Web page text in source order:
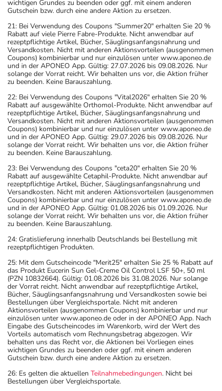
wichtigen Grundes zu beenden oder ggf. mit einem anderen
Gutschein bzw. durch eine andere Aktion zu ersetzen.
21: Bei Verwendung des Coupons "Summer20" erhalten Sie 20 %
Rabatt auf viele Pierre Fabre-Produkte. Nicht anwendbar auf
rezeptpflichtige Artikel, Bücher, Säuglingsanfangsnahrung und
Versandkosten. Nicht mit anderen Aktionsvorteilen (ausgenommen
Coupons) kombinierbar und nur einzulösen unter www.aponeo.de
und in der APONEO App. Gültig: 27.07.2026 bis 09.08.2026. Nur
solange der Vorrat reicht. Wir behalten uns vor, die Aktion früher
zu beenden. Keine Barauszahlung.
22: Bei Verwendung des Coupons "Vital2026" erhalten Sie 20 %
Rabatt auf ausgewählte Orthomol-Produkte. Nicht anwendbar auf
rezeptpflichtige Artikel, Bücher, Säuglingsanfangsnahrung und
Versandkosten. Nicht mit anderen Aktionsvorteilen (ausgenommen
Coupons) kombinierbar und nur einzulösen unter www.aponeo.de
und in der APONEO App. Gültig: 29.07.2026 bis 09.08.2026. Nur
solange der Vorrat reicht. Wir behalten uns vor, die Aktion früher
zu beenden. Keine Barauszahlung.
23: Bei Verwendung des Coupons "ceta20" erhalten Sie 20 %
Rabatt auf ausgewählte Cetaphil-Produkte. Nicht anwendbar auf
rezeptpflichtige Artikel, Bücher, Säuglingsanfangsnahrung und
Versandkosten. Nicht mit anderen Aktionsvorteilen (ausgenommen
Coupons) kombinierbar und nur einzulösen unter www.aponeo.de
und in der APONEO App. Gültig: 01.08.2026 bis 01.09.2026. Nur
solange der Vorrat reicht. Wir behalten uns vor, die Aktion früher
zu beenden. Keine Barauszahlung.
24: Gratislieferung innerhalb Deutschlands bei Bestellung mit
rezeptpflichtigen Produkten.
25: Mit dem Gutscheincode "Merit25" erhalten Sie 25 % Rabatt auf
das Produkt Eucerin Sun Gel-Creme Oil Control LSF 50+, 50 ml
(PZN 10832664). Gültig: 01.08.2026 bis 31.08.2026. Nur solange
der Vorrat reicht. Nicht anwendbar auf rezeptpflichtige Artikel,
Bücher, Säuglingsanfangsnahrung und Versandkosten sowie bei
Bestellungen über Vergleichsportale. Nicht mit anderen
Aktionsvorteilen (ausgenommen Coupons) kombinierbar und nur
einzulösen unter www.aponeo.de oder in der APONEO App. Nach
Eingabe des Gutscheincodes im Warenkorb, wird der Wert des
Vorteils automatisch vom Rechnungsbetrag abgezogen. Wir
behalten uns das Recht vor, die Aktionen bei Vorliegen eines
wichtigen Grundes zu beenden oder ggf. mit einem anderen
Gutschein bzw. durch eine andere Aktion zu ersetzen.
26: Es gelten die aktuellen Teilnahmebedingungen. Nicht bei
Bestellungen über Vergleichsportale.